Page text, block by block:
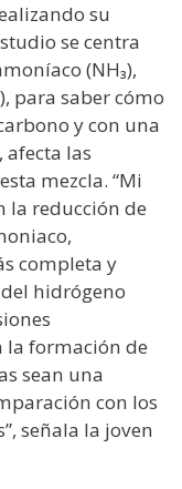
su
se centra
(NH₃),
para saber cómo
y con una
las
mezcla. “Mi
la reducción de
completa y
hidrógeno
la formación de
sean una
con los
señala la joven